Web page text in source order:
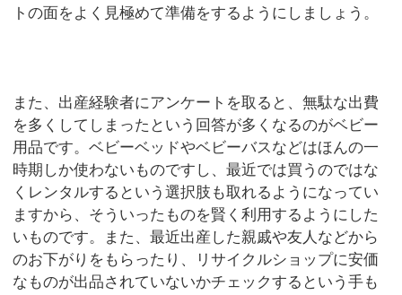
トの面をよく見極めて準備をするようにしましょう。
また、出産経験者にアンケートを取ると、無駄な出費
を多くしてしまったという回答が多くなるのがベビー
用品です。ベビーベッドやベビーバスなどはほんの一
時期しか使わないものですし、最近では買うのではな
くレンタルするという選択肢も取れるようになってい
ますから、そういったものを賢く利用するようにした
いものです。また、最近出産した親戚や友人などから
のお下がりをもらったり、リサイクルショップに安価
なものが出品されていないかチェックするという手も